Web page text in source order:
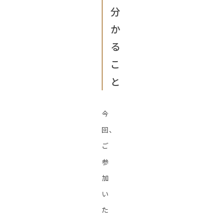
分
か
る
こ
と
今
回、
ご
参
加
い
た